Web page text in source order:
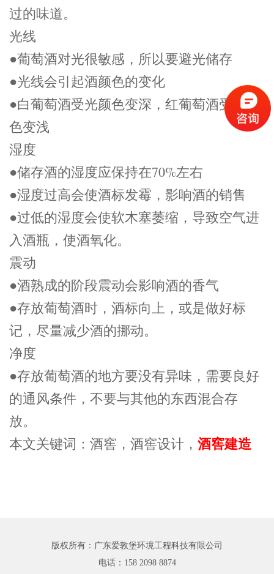
过的味道。
光线
●葡萄酒对光很敏感，所以要避光储存
●光线会引起酒颜色的变化
●白葡萄酒受光颜色变深，红葡萄酒受光颜
色变浅
湿度
●储存酒的湿度应保持在70%左右
●湿度过高会使酒标发霉，影响酒的销售
●过低的湿度会使软木塞萎缩，导致空气进
入酒瓶，使酒氧化。
震动
●酒熟成的阶段震动会影响酒的香气
●存放葡萄酒时，酒标向上，或是做好标
记，尽量减少酒的挪动。
净度
●存放葡萄酒的地方要没有异味，需要良好
的通风条件，不要与其他的东西混合存
放。
本文关键词：酒窖，酒窖设计，酒窖建造
版权所有：广东爱敦堡环境工程科技有限公司
电话： 158 2098 8874